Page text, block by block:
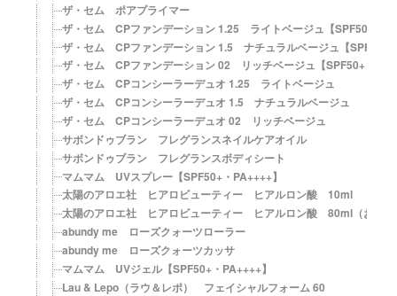
ザ・セム ポアプライマー
ザ・セム CPファンデーション 1.25 ライトベージュ【SPF50+・
ザ・セム CPファンデーション 1.5 ナチュラルベージュ【SPF50+
ザ・セム CPファンデーション 02 リッチベージュ【SPF50+・
ザ・セム CPコンシーラーデュオ 1.25 ライトベージュ
ザ・セム CPコンシーラーデュオ 1.5 ナチュラルベージュ
ザ・セム CPコンシーラーデュオ 02 リッチベージュ
サボンドゥブラン フレグランスネイルケアオイル
サボンドゥブラン フレグランスボディシート
マムマム UVスプレー【SPF50+・PA++++】
太陽のアロエ社 ヒアロビューティー ヒアルロン酸 10ml
太陽のアロエ社 ヒアロビューティー ヒアルロン酸 80ml（おまけ
abundy me ローズクォーツローラー
abundy me ローズクォーツカッサ
マムマム UVジェル【SPF50+・PA++++】
Lau & Lepo（ラウ＆レポ） フェイシャルフォーム 60